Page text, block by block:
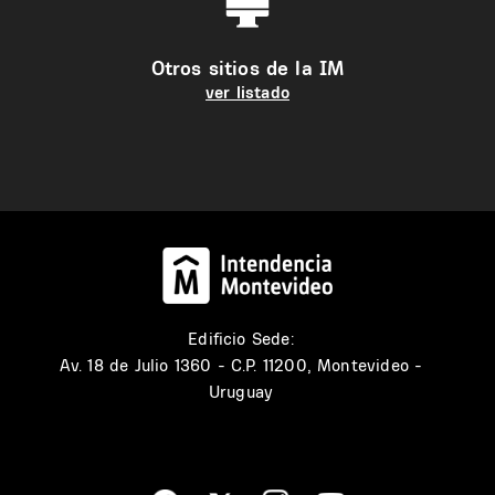
Otros sitios de la IM
ver listado
Edificio Sede:
Av. 18 de Julio 1360 - C.P. 11200, Montevideo -
Uruguay